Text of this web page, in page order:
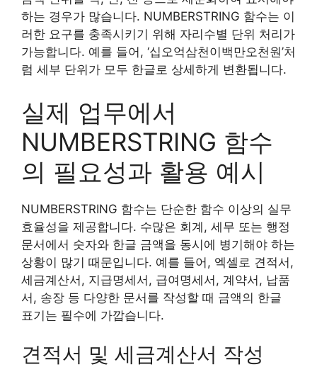
하는 경우가 많습니다. NUMBERSTRING 함수는 이
러한 요구를 충족시키기 위해 자리수별 단위 처리가
가능합니다. 예를 들어, ‘십오억삼천이백만오천원’처
럼 세부 단위가 모두 한글로 상세하게 변환됩니다.
실제 업무에서
NUMBERSTRING 함수
의 필요성과 활용 예시
NUMBERSTRING 함수는 단순한 함수 이상의 실무
효율성을 제공합니다. 수많은 회계, 세무 또는 행정
문서에서 숫자와 한글 금액을 동시에 병기해야 하는
상황이 많기 때문입니다. 예를 들어, 엑셀로 견적서,
세금계산서, 지급명세서, 급여명세서, 계약서, 납품
서, 송장 등 다양한 문서를 작성할 때 금액의 한글
표기는 필수에 가깝습니다.
견적서 및 세금계산서 작성